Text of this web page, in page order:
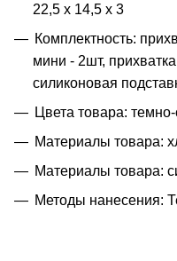
22,5 х 14,5 х 3
Комплектность:
мини - 2шт,
силиконовая
Цвета товара:
Материалы товара:
Материалы товара:
Методы нанесения: